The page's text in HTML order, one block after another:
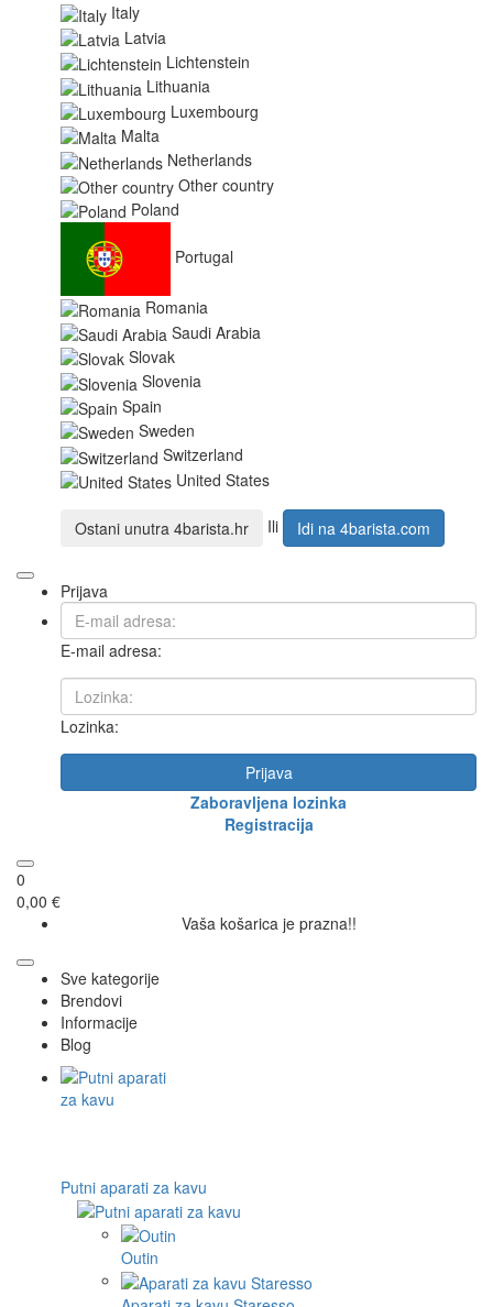
Italy
Latvia
Lichtenstein
Lithuania
Luxembourg
Malta
Netherlands
Other country
Poland
Portugal
Romania
Saudi Arabia
Slovak
Slovenia
Spain
Sweden
Switzerland
United States
Ostani unutra 4barista.hr Ili Idi na 4barista.com
Prijava
E-mail adresa:
Lozinka:
Prijava
Zaboravljena lozinka
Registracija
0
0,00 €
Vaša košarica je prazna!!
Sve kategorije
Brendovi
Informacije
Blog
Putni aparati za kavu
Outin